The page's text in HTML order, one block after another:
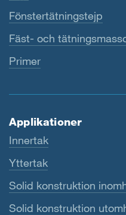
Fönstertätningstejp
Fäst- och
Primer
Applikationer
Innertak
Yttertak
Solid konstruktion
Solid konstruktion